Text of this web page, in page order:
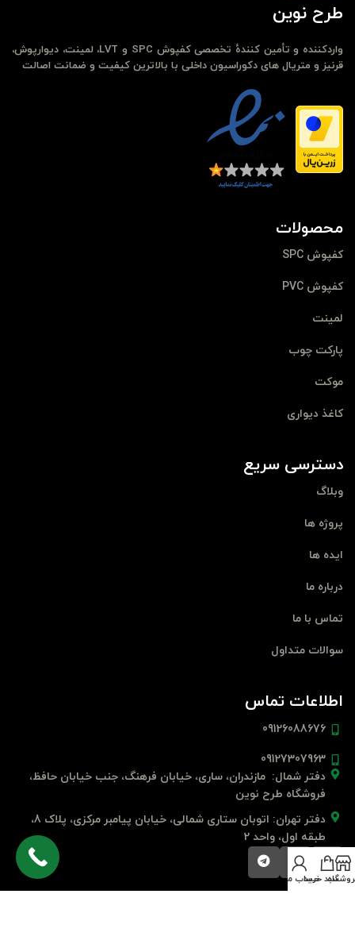
طرح نوین
واردکننده و تأمین کنندهٔ تخصصی کفپوش SPC و LVT، لمینت، دیوارپوش،
قرنیز و متریال های دکوراسیون داخلی با بالاترین کیفیت و ضمانت اصالت
محصولات
کفپوش SPC
کفپوش PVC
لمینت
پارکت چوب
موکت
کاغذ دیواری
دسترسی سریع
وبلاگ
پروژه ها
ایده ها
درباره ما
تماس با ما
سوالات متداول
اطلاعات تماس
09126088676
09127307963
دفتر شمال: مازندران، ساری، خیابان فرهنگ، جنب خیابان حافظ،
فروشگاه طرح نوین
دفتر تهران: اتوبان ستاری شمالی، خیابان پیامبر مرکزی، پلاک 8،
طبقه اول، واحد 2
سبد خریدحساب من